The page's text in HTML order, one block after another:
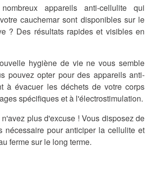
appareils anti-cellulite qui
cauchemar sont disponibles sur le
? Des résultats rapides et visibles en
hygiène de vie ne vous semble
pouvez opter pour des appareils anti-
à évacuer les déchets de votre corps
spécifiques et à l'électrostimulation.
plus d'excuse ! Vous disposez de
nécessaire pouranticiper la cellulite et
ferme sur le long terme.